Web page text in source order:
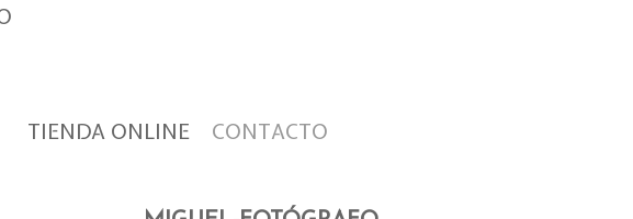
TIENDA ONLINE CONTACTO